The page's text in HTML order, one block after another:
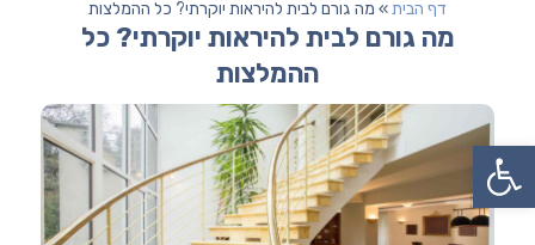
פתח סרגל נגישות
דף הבית» מה גורם לבית להיראות יוקרתי? כל ההמלצות
מה גורם לבית להיראות יוקרתי? כל
ההמלצות